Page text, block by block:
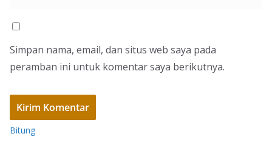
Simpan nama, email, dan situs web saya pada
peramban ini untuk komentar saya berikutnya.
Bitung